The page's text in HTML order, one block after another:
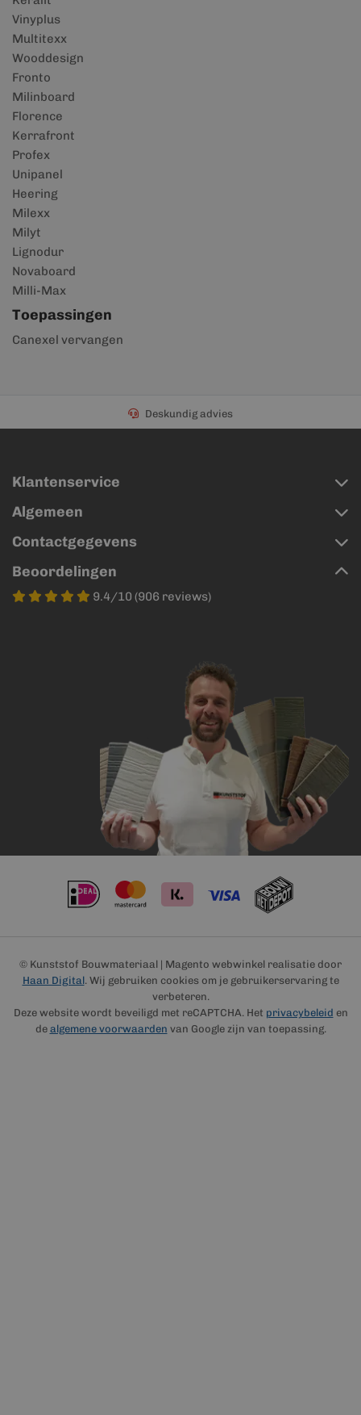
Vinyplus
Multitexx
Wooddesign
Fronto
Milinboard
Florence
Kerrafront
Profex
Unipanel
Heering
Milexx
Milyt
Lignodur
Novaboard
Milli-Max
Toepassingen
Canexel vervangen
Deskundig advies
Klantenservice
Algemeen
Contactgegevens
Beoordelingen
9.4/10 (906 reviews)
© Kunststof Bouwmateriaal | Magento webwinkel realisatie door
Haan Digital. Wij gebruiken cookies om je gebruikerservaring te
verbeteren.
Deze website wordt beveiligd met reCAPTCHA. Het privacybeleid en
de algemene voorwaarden van Google zijn van toepassing.